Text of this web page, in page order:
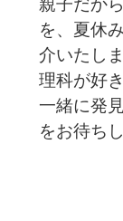
を、夏休
介いたし
理科が好
一緒に発
をお待ち